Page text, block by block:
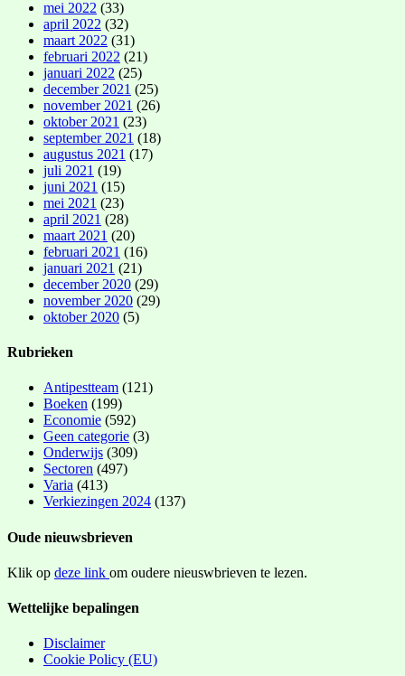
mei 2022 (33)
april 2022 (32)
maart 2022 (31)
februari 2022 (21)
januari 2022 (25)
december 2021 (25)
november 2021 (26)
oktober 2021 (23)
september 2021 (18)
augustus 2021 (17)
juli 2021 (19)
juni 2021 (15)
mei 2021 (23)
april 2021 (28)
maart 2021 (20)
februari 2021 (16)
januari 2021 (21)
december 2020 (29)
november 2020 (29)
oktober 2020 (5)
Rubrieken
Antipestteam (121)
Boeken (199)
Economie (592)
Geen categorie (3)
Onderwijs (309)
Sectoren (497)
Varia (413)
Verkiezingen 2024 (137)
Oude nieuwsbrieven
Klik op deze link om oudere nieuswbrieven te lezen.
Wettelijke bepalingen
Disclaimer
Cookie Policy (EU)